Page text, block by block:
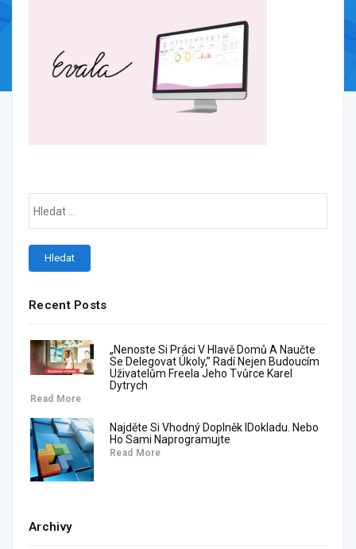
Recent Posts
„Nenoste Si Práci V Hlavě Domů A Naučte
Se Delegovat Úkoly,” Radí Nejen Budoucím
Uživatelům Freela Jeho Tvůrce Karel
Dytrych
Read More
Najděte Si Vhodný Doplněk IDokladu. Nebo
Ho Sami Naprogramujte
Read More
Archivy